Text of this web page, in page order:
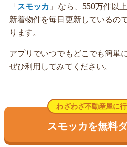
「 スモッカ 」なら、550万件以
新着物件を毎日更新しているの
ります。
アプリでいつでもどこでも簡単
ぜひ利用してみてください。
わざわざ不動産屋に
スモッカを無料